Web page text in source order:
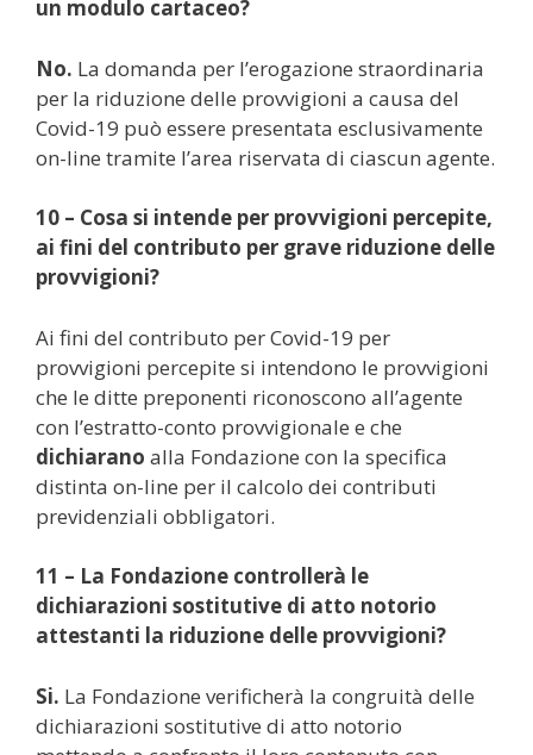
un modulo cartaceo?
No. La domanda per l’erogazione straordinaria
per la riduzione delle provvigioni a causa del
Covid-19 può essere presentata esclusivamente
on-line tramite l’area riservata di ciascun agente.
10 – Cosa si intende per provvigioni percepite,
ai fini del contributo per grave riduzione delle
provvigioni?
Ai fini del contributo per Covid-19 per
provvigioni percepite si intendono le provvigioni
che le ditte preponenti riconoscono all’agente
con l’estratto-conto provvigionale e che
dichiarano alla Fondazione con la specifica
distinta on-line per il calcolo dei contributi
previdenziali obbligatori.
11 – La Fondazione controllerà le
dichiarazioni sostitutive di atto notorio
attestanti la riduzione delle provvigioni?
Si. La Fondazione verificherà la congruità delle
dichiarazioni sostitutive di atto notorio